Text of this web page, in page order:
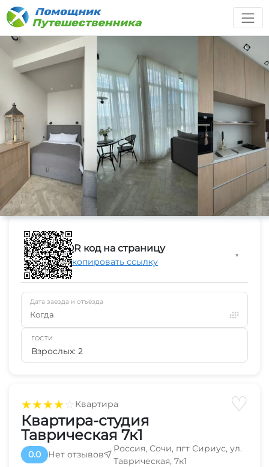
★★★★☆Квартира ♡
Квартира-студия
Таврическая 7к1
0.0 Нет отзывов
Россия, Сочи, пгт Сириус, ул.
Таврическая, 7к1
QR код на страницу
Скопировать ссылку
▼
Дата заезда и отъезда
Когда
ГОСТИ
Взрослых: 2